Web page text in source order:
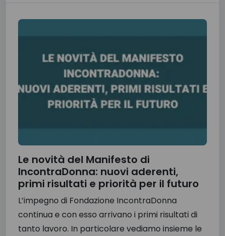
Le novità del Manifesto di
IncontraDonna: nuovi aderenti,
primi risultati e priorità per il futuro
L’impegno di Fondazione IncontraDonna
continua e con esso arrivano i primi risultati di
tanto lavoro. In particolare vediamo insieme le